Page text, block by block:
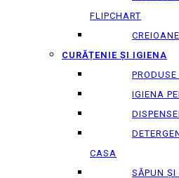
FLIPCHART
CURĂȚENIE ȘI IGIENA
IGIENA
CASA
SĂPUN ȘI